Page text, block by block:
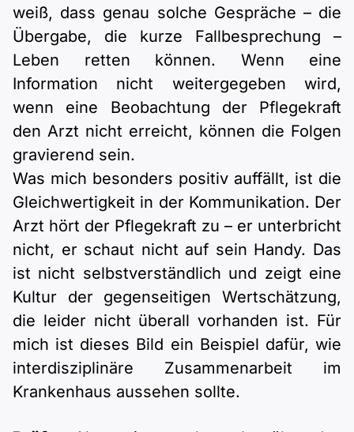
weiß, dass genau solche Gespräche – die
Übergabe, die kurze Fallbesprechung –
Leben retten können. Wenn eine
Information nicht weitergegeben wird,
wenn eine Beobachtung der Pflegekraft
den Arzt nicht erreicht, können die Folgen
gravierend sein.
Was mich besonders positiv auffällt, ist die
Gleichwertigkeit in der Kommunikation. Der
Arzt hört der Pflegekraft zu – er unterbricht
nicht, er schaut nicht auf sein Handy. Das
ist nicht selbstverständlich und zeigt eine
Kultur der gegenseitigen Wertschätzung,
die leider nicht überall vorhanden ist. Für
mich ist dieses Bild ein Beispiel dafür, wie
interdisziplinäre Zusammenarbeit im
Krankenhaus aussehen sollte.